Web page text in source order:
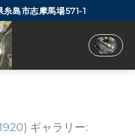
島市志摩馬場571-1
) ギャラリー: